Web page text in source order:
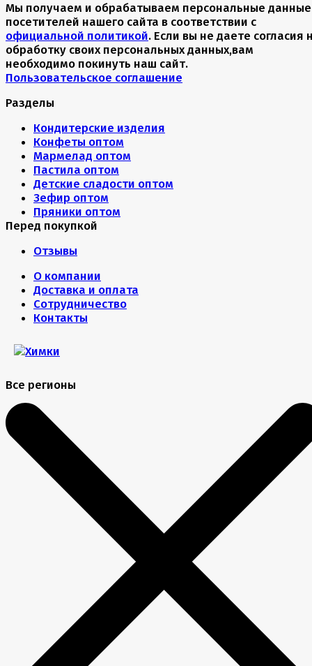
Мы получаем и обрабатываем персональные данные
посетителей нашего сайта в соответствии с
официальной политикой. Если вы не даете согласия
обработку своих персональных данных,вам
необходимо покинуть наш сайт.
Пользовательское соглашение
Разделы
Кондитерские изделия
Конфеты оптом
Мармелад оптом
Пастила оптом
Детские сладости оптом
Зефир оптом
Пряники оптом
Перед покупкой
Отзывы
О компании
Доставка и оплата
Сотрудничество
Контакты
Все регионы